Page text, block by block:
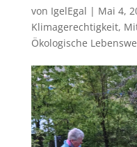
von IgelEgal | Mai 4,
Klimagerechtigkeit,
Ökologische